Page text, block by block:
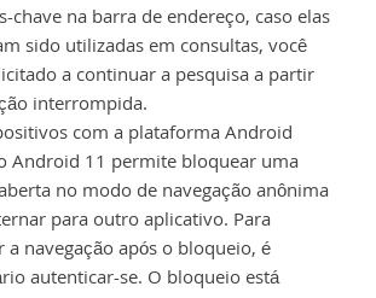
chave na barra de endereço, caso elas
sido utilizadas em consultas, você
a continuar a pesquisa a partir
interrompida.
com a plataforma Android
Android 11 permite bloquear uma
no modo de navegação anônima
para outro aplicativo. Para
a navegação após o bloqueio, é
autenticar-se. O bloqueio está